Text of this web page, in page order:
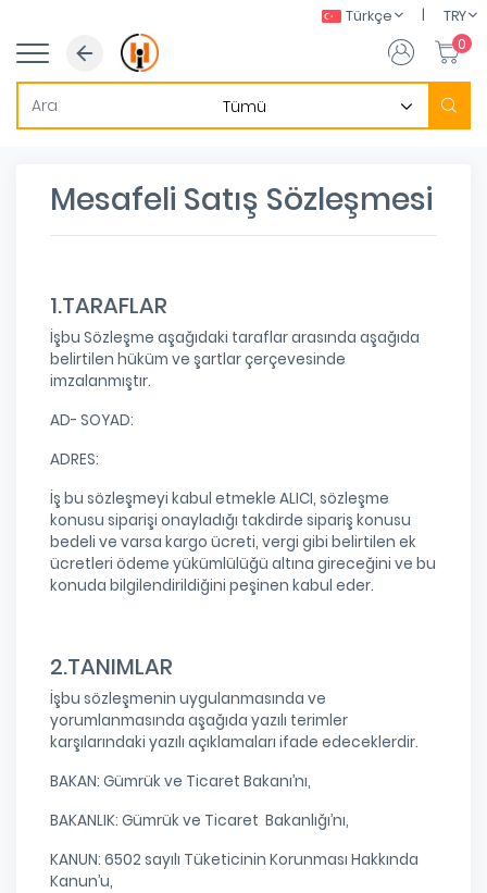
Türkçe |
TRY
0
Mesafeli Satış Sözleşmesi
1.TARAFLAR
İşbu Sözleşme aşağıdaki taraflar arasında aşağıda
belirtilen hüküm ve şartlar çerçevesinde
imzalanmıştır.
AD- SOYAD:
ADRES:
İş bu sözleşmeyi kabul etmekle ALICI, sözleşme
konusu siparişi onayladığı takdirde sipariş konusu
bedeli ve varsa kargo ücreti, vergi gibi belirtilen ek
ücretleri ödeme yükümlülüğü altına gireceğini ve bu
konuda bilgilendirildiğini peşinen kabul eder.
2.TANIMLAR
İşbu sözleşmenin uygulanmasında ve
yorumlanmasında aşağıda yazılı terimler
karşılarındaki yazılı açıklamaları ifade edeceklerdir.
BAKAN: Gümrük ve Ticaret Bakanı’nı,
BAKANLIK: Gümrük ve Ticaret Bakanlığı’nı,
KANUN: 6502 sayılı Tüketicinin Korunması Hakkında
Kanun’u,